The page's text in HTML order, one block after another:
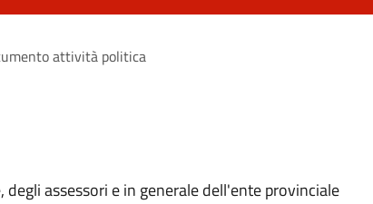
attività politica
assessori e in generale dell'ente provinciale